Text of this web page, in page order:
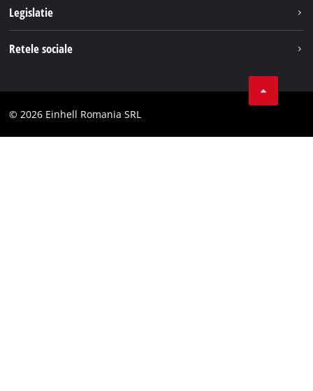
Sistemul de acumulatori
Einhell in lume
Legislatie
Declaratie de accesibilitate
Retele sociale
Facebook
© 2026 Einhell Romania SRL